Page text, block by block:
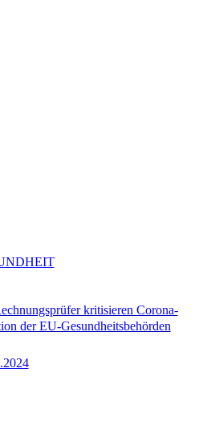
kritisieren Corona-
der EU-Gesundheitsbehörden